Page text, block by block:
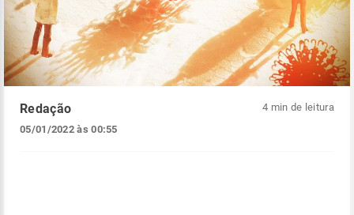
Redação
05/01/2022 às 00:55
4 min de leitura